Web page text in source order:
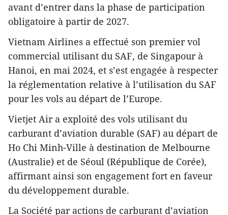
avant d’entrer dans la phase de participation
obligatoire à partir de 2027.
Vietnam Airlines a effectué son premier vol
commercial utilisant du SAF, de Singapour à
Hanoi, en mai 2024, et s’est engagée à respecter
la réglementation relative à l’utilisation du SAF
pour les vols au départ de l’Europe.
Vietjet Air a exploité des vols utilisant du
carburant d’aviation durable (SAF) au départ de
Ho Chi Minh-Ville à destination de Melbourne
(Australie) et de Séoul (République de Corée),
affirmant ainsi son engagement fort en faveur
du développement durable.
La Société par actions de carburant d’aviation